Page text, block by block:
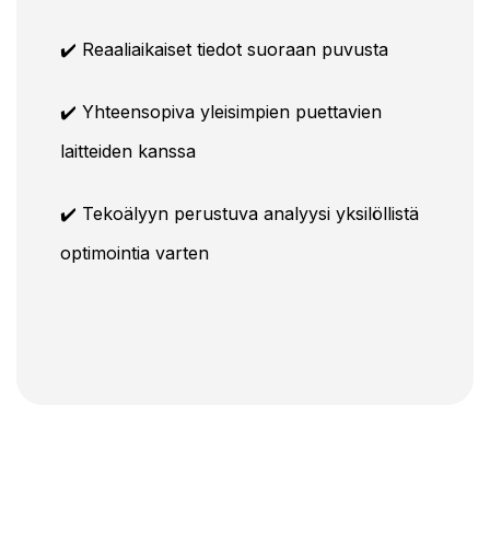
✔️ Reaaliaikaiset tiedot suoraan puvusta
✔️ Yhteensopiva yleisimpien puettavien
laitteiden kanssa
✔️ Tekoälyyn perustuva analyysi yksilöllistä
optimointia varten